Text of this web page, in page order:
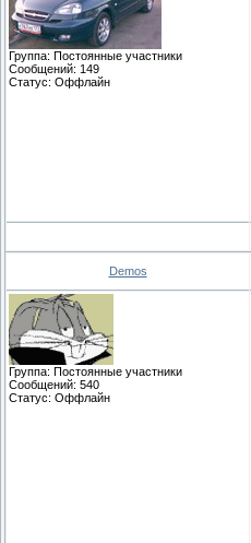
Группа: Постоянные участники
Сообщений: 149
Статус: Оффлайн
Demos
Группа: Постоянные участники
Сообщений: 540
Статус: Оффлайн